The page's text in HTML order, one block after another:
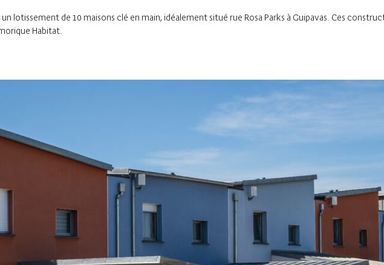
lotissement de 10 maisons clé en main, idéalement situé rue Rosa Parks à Guipavas. Ces
Habitat.